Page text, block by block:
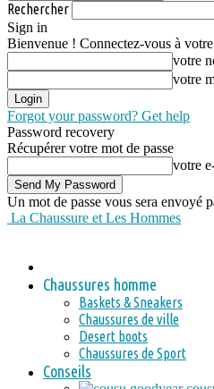
Rechercher
Sign in
Bienvenue ! Connectez-vous à
votre
votre
Forgot your password? Get help
Password recovery
Récupérer votre mot de passe
votre
Un mot de passe vous sera envoyé
La Chaussure et Les Hommes
Chaussures homme
Baskets & Sneakers
Chaussures de ville
Desert boots
Chaussures de Sport
Conseils